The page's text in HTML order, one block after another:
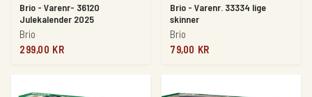
Brio - Varenr- 36120
Julekalender 2025
Brio
299,00 KR
Brio - Varenr. 33334 lige
skinner
Brio
79,00 KR